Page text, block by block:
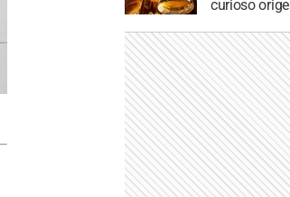
curioso